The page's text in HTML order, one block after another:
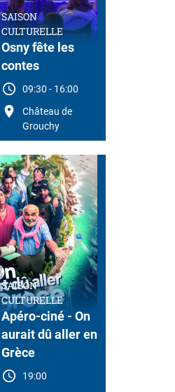
SAISON
CULTURELLE
Osny fête les
contes
09:30 - 16:00
Château de
Grouchy
SAISON
CULTURELLE
Apéro-ciné - On
aurait dû aller en
Grèce
19:00